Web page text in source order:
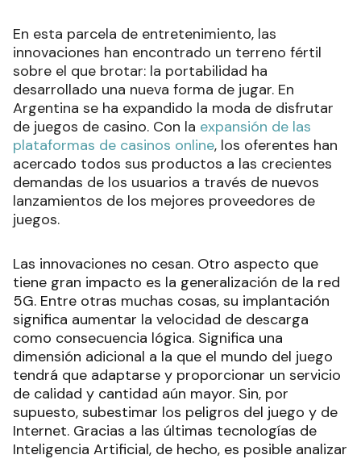
En esta parcela de entretenimiento, las
innovaciones han encontrado un terreno fértil
sobre el que brotar: la portabilidad ha
desarrollado una nueva forma de jugar. En
Argentina se ha expandido la moda de disfrutar
de juegos de casino. Con la expansión de las
plataformas de casinos online, los oferentes han
acercado todos sus productos a las crecientes
demandas de los usuarios a través de nuevos
lanzamientos de los mejores proveedores de
juegos.
Las innovaciones no cesan. Otro aspecto que
tiene gran impacto es la generalización de la red
5G. Entre otras muchas cosas, su implantación
significa aumentar la velocidad de descarga
como consecuencia lógica. Significa una
dimensión adicional a la que el mundo del juego
tendrá que adaptarse y proporcionar un servicio
de calidad y cantidad aún mayor. Sin, por
supuesto, subestimar los peligros del juego y de
Internet. Gracias a las últimas tecnologías de
Inteligencia Artificial, de hecho, es posible analizar